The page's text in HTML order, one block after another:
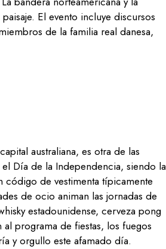
El evento incluye discursos
de la familia real danesa,
australiana, es otra de las
Día de la Independencia, siendo la
código de vestimenta típicamente
de ocio animan las jornadas de
estadounidense, cerveza pong
programa de fiestas, los fuegos
y orgullo este afamado día.